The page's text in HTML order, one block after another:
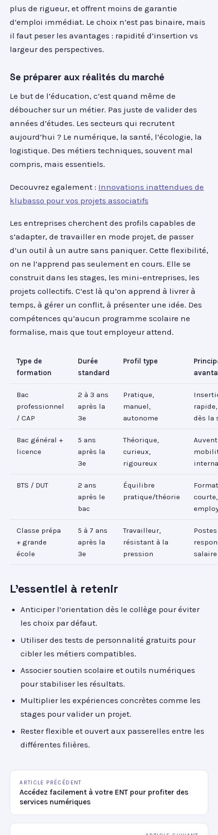
plus de rigueur, et offrent moins de garantie
d’emploi immédiat. Le choix n’est pas binaire, mais
il faut peser les avantages : rapidité d’insertion vs
largeur des perspectives.
Se préparer aux réalités du marché
Le but de l’éducation, c’est quand même de
déboucher sur un métier. Pas juste de valider des
années d’études. Les secteurs qui recrutent
aujourd’hui ? Le numérique, la santé, l’écologie, la
logistique. Des métiers techniques, souvent mal
compris, mais essentiels.
Decouvrez egalement : Innovations inattendues de
klubasso pour vos projets associatifs
Les entreprises cherchent des profils capables de
s’adapter, de travailler en mode projet, de passer
d’un outil à un autre sans paniquer. Cette flexibilité,
on ne l’apprend pas seulement en cours. Elle se
construit dans les stages, les mini-entreprises, les
projets collectifs. C’est là qu’on apprend à livrer à
temps, à gérer un conflit, à présenter une idée. Des
compétences qu’aucun programme scolaire ne
formalise, mais que tout employeur attend.
Type de
formation
Durée
standard
Profil type
Bac
professionnel
/ CAP
2 à 3 ans
après la
3e
Pratique,
manuel,
autonome
dès la
Bac général +
licence
5 ans
après la
3e
Théorique,
curieux,
rigoureux
BTS / DUT
2 ans
après le
bac
Équilibre
pratique/théorie
Classe prépa
+ grande
école
5 à 7 ans
après la
3e
Travailleur,
résistant à la
pression
Postes
L’essentiel à retenir
Anticiper l’orientation dès le collège pour éviter
les choix par défaut.
Utiliser des tests de personnalité gratuits pour
cibler les métiers compatibles.
Associer soutien scolaire et outils numériques
pour stabiliser les résultats.
Multiplier les expériences concrètes comme les
stages pour valider un projet.
Rester flexible et ouvert aux passerelles entre les
différentes filières.
ARTICLE PRÉCÉDENT
Accédez facilement à votre ENT pour profiter des
services numériques